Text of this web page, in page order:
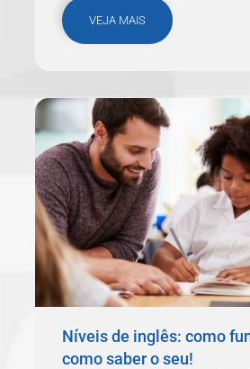
VEJA MAIS
Níveis de inglês: como
como saber o seu!